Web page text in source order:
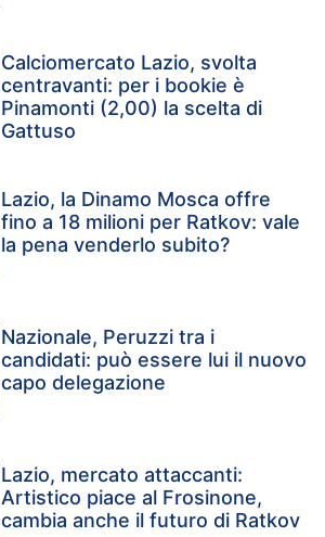
Calciomercato Lazio, svolta
centravanti: per i bookie è
Pinamonti (2,00) la scelta di
Gattuso
Lazio, la Dinamo Mosca offre
fino a 18 milioni per Ratkov: vale
la pena venderlo subito?
Nazionale, Peruzzi tra i
candidati: può essere lui il nuovo
capo delegazione
Lazio, mercato attaccanti:
Artistico piace al Frosinone,
cambia anche il futuro di Ratkov